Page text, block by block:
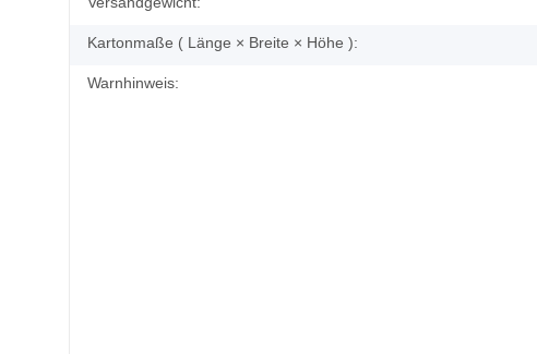
Kartonmaße ( Länge × Breite × Höhe ):
Warnhinweis: